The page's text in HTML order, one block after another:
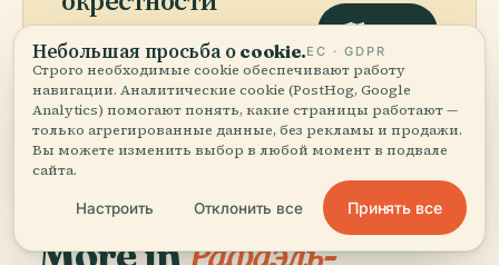
Посмотрите Городской
Природный Заповедник
Морона на карте и узнайте,
что рядом.
Карта
Небольшая просьба о cookie.ЕС · GDPR
Строго необходимые cookie обеспечивают работу
навигации. Аналитические cookie (PostHog, Google
Analytics) помогают понять, какие страницы работают —
только агрегированные данные, без рекламы и продажи.
Вы можете изменить выбор в любой момент в подвале
сайта.
Настроить Отклонить все Принять все